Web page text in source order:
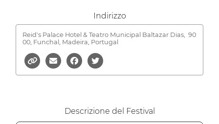
Indirizzo
Reid's Palace Hotel & Teatro Municipal Baltazar Dias, 90
00, Funchal, Madeira, Portugal
Descrizione del Festival